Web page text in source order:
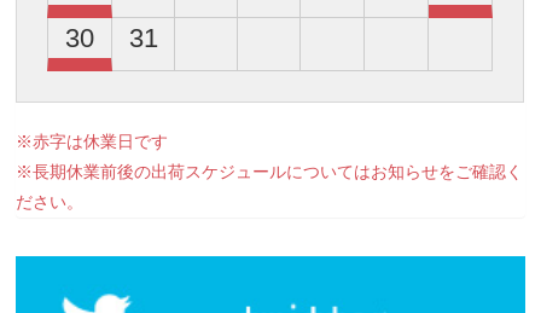
30
31
※赤字は休業日です
※長期休業前後の出荷スケジュールについてはお知らせをご確認く
ださい。